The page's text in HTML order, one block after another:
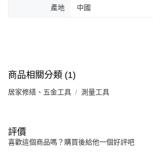
產地 中國
商品相關分類 (1)
居家修繕、五金工具 測量工具
評價
喜歡這個商品嗎？購買後給他一個好評吧